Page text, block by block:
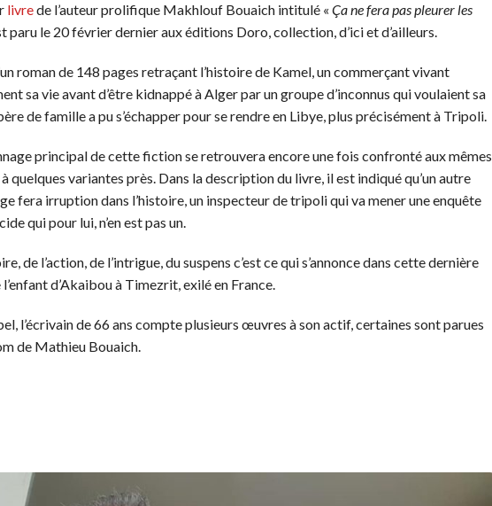
livrede l’auteur prolifique Makhlouf Bouaich intitulé «Ça ne fera pas pleurer les
paru le 20 février dernier aux éditions Doro, collection, d’ici et d’ailleurs.
roman de 148 pages retraçant l’histoire de Kamel, un commerçant vivant
sa vie avant d’être kidnappé à Alger par un groupe d’inconnus qui voulaient sa
de famille a pu s’échapper pour se rendre en Libye, plus précisément à Tripoli.
principal de cette fiction se retrouvera encore une fois confronté aux mêmes
quelques variantes près. Dans la description du livre, il est indiqué qu’un autre
fera irruption dans l’histoire, un inspecteur de tripoli qui va mener une enquête
qui pour lui, n’en est pas un.
de l’action, de l’intrigue, du suspens c’est ce qui s’annonce dans cette dernière
d’Akaibou à Timezrit, exilé en France.
l’écrivain de 66 ans compte plusieurs œuvres à son actif, certaines sont parues
de Mathieu Bouaich.